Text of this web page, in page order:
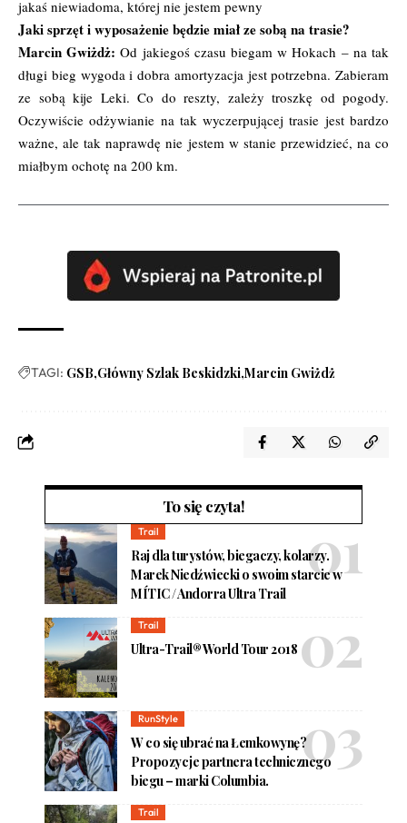
jakaś niewiadoma, której nie jestem pewny
Jaki sprzęt i wyposażenie będzie miał ze sobą na trasie?
Marcin Gwiżdż: Od jakiegoś czasu biegam w Hokach – na tak
długi bieg wygoda i dobra amortyzacja jest potrzebna. Zabieram
ze sobą kije Leki. Co do reszty, zależy troszkę od pogody.
Oczywiście odżywianie na tak wyczerpującej trasie jest bardzo
ważne, ale tak naprawdę nie jestem w stanie przewidzieć, na co
miałbym ochotę na 200 km.
TAGI: GSB Główny Szlak Beskidzki Marcin Gwiżdż
To się czyta!
Trail
Raj dla turystów, biegaczy, kolarzy.
Marek Niedźwiecki o swoim starcie w
MÍTIC / Andorra Ultra Trail
Trail
Ultra-Trail® World Tour 2018
RunStyle
W co się ubrać na Łemkowynę?
Propozycje partnera technicznego
biegu – marki Columbia.
Trail